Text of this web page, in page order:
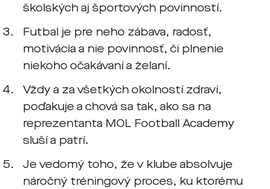
školských aj športových povinností.
Futbal je pre neho zábava, radosť,
motivácia a nie povinnosť, či plnenie
niekoho očakávaní a želaní.
Vždy a za všetkých okolností zdraví,
poďakuje a chová sa tak, ako sa na
reprezentanta MOL Football Academy
sluší a patrí.
Je vedomý toho, že v klube absolvuje
náročný tréningový proces, ku ktorému